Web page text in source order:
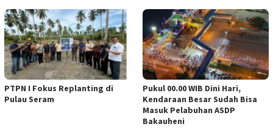
PTPN I Fokus Replanting di
Pulau Seram
Pukul 00.00 WIB Dini Hari,
Kendaraan Besar Sudah Bisa
Masuk Pelabuhan ASDP
Bakauheni